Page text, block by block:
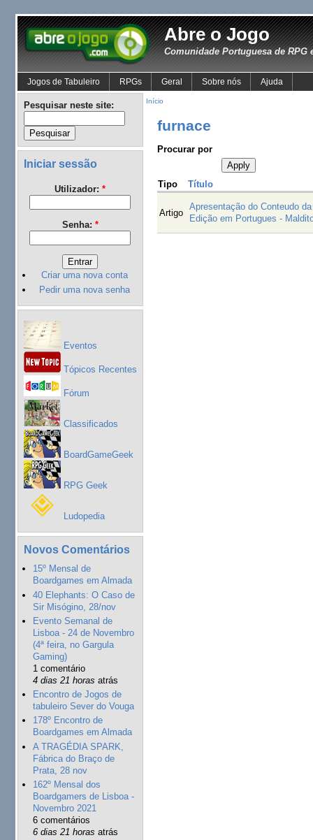
Abre o Jogo
Comunidade Portuguesa de RPG
Jogos de Tabuleiro RPGs Geral Sobre nós Ajuda
Pesquisar neste site:
Iniciar sessão
Utilizador: *
Senha: *
Criar uma nova conta
Pedir uma nova senha
Eventos
Tópicos Recentes
Fórum
Classificados
BoardGameGeek
RPG Geek
Ludopedia
Novos Comentários
15º Mensal de
Boardgames em Almada
40 Elephants: O Caso de
Sir Misógino, 28/nov
Evento Semanal de
Lisboa - 24 de Novembro
(4ª feira, no Gargula
Gaming)
1 comentário
4 dias 21 horas atrás
Encontro de Jogos de
tabuleiro Sever do Vouga
178º Encontro de
Boardgames em Almada
A TRAGÉDIA SPARK,
Fábrica do Braço de
Prata, 28 nov
162º Mensal dos
Boardgamers de Lisboa -
Novembro 2021
6 comentários
6 dias 21 horas atrás
Início
furnace
Procurar por
Tipo Título
Artigo
Apresentação do Conteudo
Edição em Portugues -